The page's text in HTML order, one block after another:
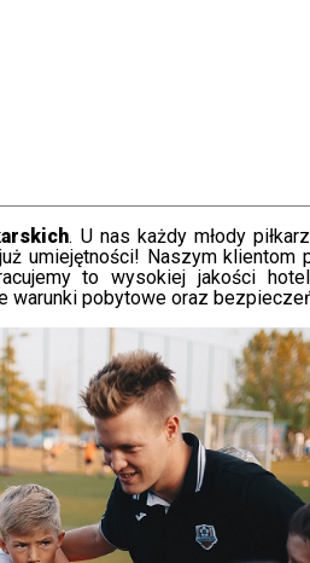
. U nas każdy młody
umiejętności! Naszym klientom
to wysokiej jakości
warunki pobytowe oraz